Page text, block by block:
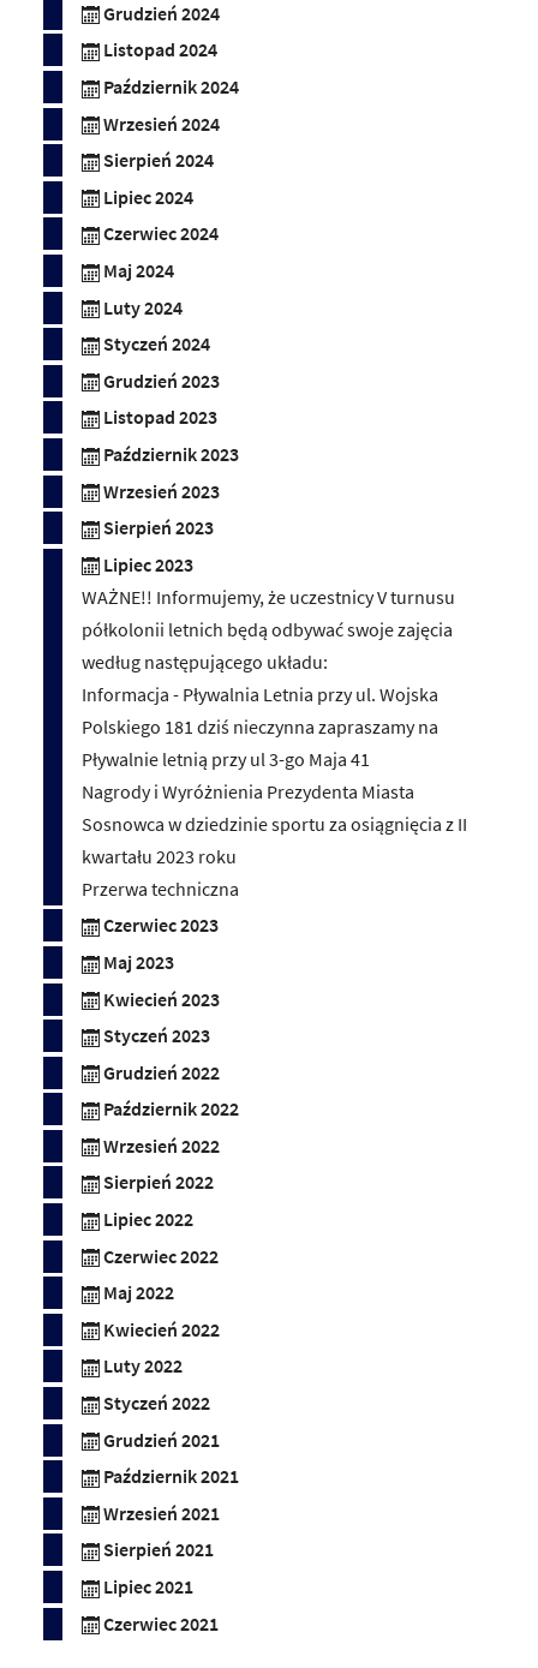
Grudzień 2024
Listopad 2024
Październik 2024
Wrzesień 2024
Sierpień 2024
Lipiec 2024
Czerwiec 2024
Maj 2024
Luty 2024
Styczeń 2024
Grudzień 2023
Listopad 2023
Październik 2023
Wrzesień 2023
Sierpień 2023
Lipiec 2023
WAŻNE!! Informujemy, że uczestnicy V turnusu
półkolonii letnich będą odbywać swoje zajęcia
według następującego układu:
Informacja - Pływalnia Letnia przy ul. Wojska
Polskiego 181 dziś nieczynna zapraszamy na
Pływalnie letnią przy ul 3-go Maja 41
Nagrody i Wyróżnienia Prezydenta Miasta
Sosnowca w dziedzinie sportu za osiągnięcia z II
kwartału 2023 roku
Przerwa techniczna
Czerwiec 2023
Maj 2023
Kwiecień 2023
Styczeń 2023
Grudzień 2022
Październik 2022
Wrzesień 2022
Sierpień 2022
Lipiec 2022
Czerwiec 2022
Maj 2022
Kwiecień 2022
Luty 2022
Styczeń 2022
Grudzień 2021
Październik 2021
Wrzesień 2021
Sierpień 2021
Lipiec 2021
Czerwiec 2021